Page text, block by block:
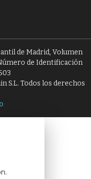
de Madrid, Volumen
de Identificación
S.L. Todos los derechos